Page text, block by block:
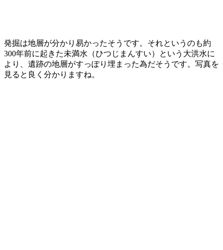
発掘は地層が分かり易かったそうです。それというのも約
300年前に起きた未満水（ひつじまんすい）という大洪水に
より、遺跡の地層がすっぽり埋まった為だそうです。写真を
見ると良く分かりますね。